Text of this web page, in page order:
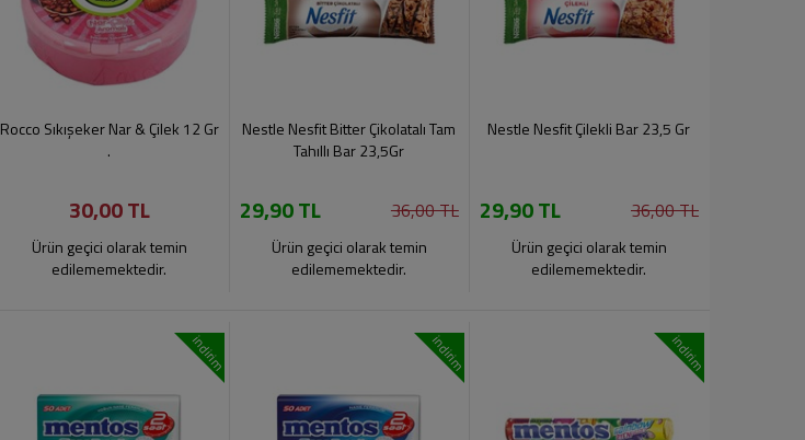
Rocco Sıkışeker Nar & Çilek 12 Gr
.
30,00 TL
Ürün geçici olarak temin
edilememektedir.
Nestle Nesfit Bitter Çikolatalı Tam
Tahıllı Bar 23,5Gr
29,90 TL 36,00 TL
Ürün geçici olarak temin
edilememektedir.
Nestle Nesfit Çilekli Bar 23,5 Gr
29,90 TL 36,00 TL
Ürün geçici olarak temin
edilememektedir.
indirim indirim indirim